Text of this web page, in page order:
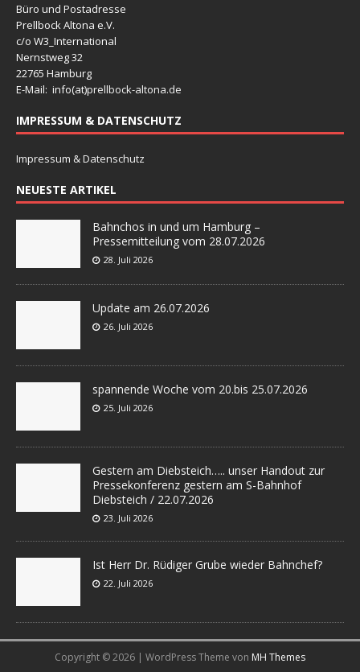
Büro und Postadresse
Prellbock Altona e.V.
c/o W3_International
Nernstweg 32
22765 Hamburg
E-Mail: info(at)prellbock-altona.de
IMPRESSUM & DATENSCHUTZ
Impressum & Datenschutz
NEUESTE ARTIKEL
Bahnchos in und um Hamburg –
Pressemitteilung vom 28.07.2026
28. Juli 2026
Update am 26.07.2026
26. Juli 2026
spannende Woche vom 20.bis 25.07.2026
25. Juli 2026
Gestern am Diebsteich….. unser Handout zur
Pressekonferenz gestern am S-Bahnhof
Diebsteich / 22.07.2026
23. Juli 2026
Ist Herr Dr. Rüdiger Grube wieder Bahnchef?
22. Juli 2026
Copyright © 2026 | WordPress Theme von MH Themes